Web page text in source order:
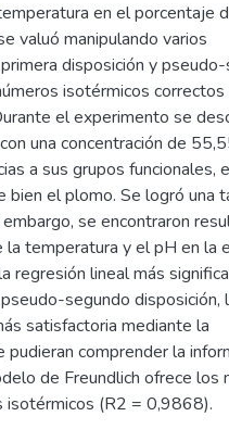
en el porcentaje
valuó manipulando varios
disposición y
isotérmicos
el experimento se
una concentración de
a sus grupos funcionales,
bien el plomo. Se logró una
se encontraron
temperatura y el pH en la
regresión lineal más
segundo disposición,
satisfactoria mediante la
comprender la
de Freundlich ofrece los
isotérmicos (R2 = 0,9868).